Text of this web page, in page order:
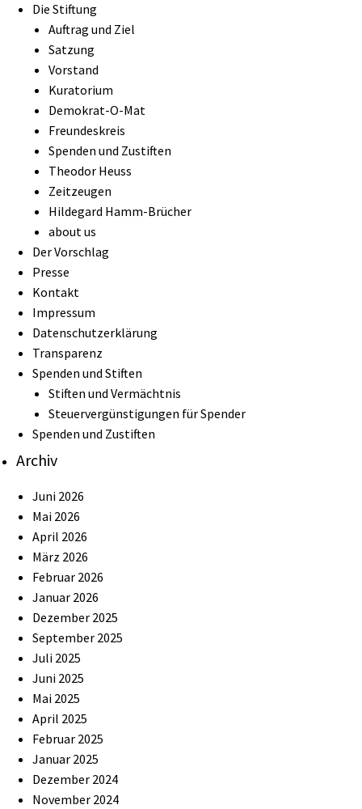
Die Stiftung
Auftrag und Ziel
Satzung
Vorstand
Kuratorium
Demokrat-O-Mat
Freundeskreis
Spenden und Zustiften
Theodor Heuss
Zeitzeugen
Hildegard Hamm-Brücher
about us
Der Vorschlag
Presse
Kontakt
Impressum
Datenschutzerklärung
Transparenz
Spenden und Stiften
Stiften und Vermächtnis
Steuervergünstigungen für Spender
Spenden und Zustiften
Archiv
Juni 2026
Mai 2026
April 2026
März 2026
Februar 2026
Januar 2026
Dezember 2025
September 2025
Juli 2025
Juni 2025
Mai 2025
April 2025
Februar 2025
Januar 2025
Dezember 2024
November 2024